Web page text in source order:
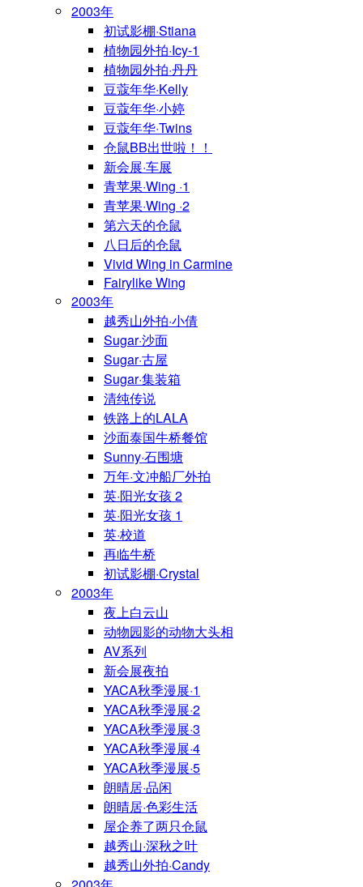
2003年
初试影棚·Stiana
植物园外拍·Icy-1
植物园外拍·丹丹
豆蔻年华·Kelly
豆蔻年华·小婷
豆蔻年华·Twins
仓鼠BB出世啦！！
新会展·车展
青苹果·Wing ·1
青苹果·Wing ·2
第六天的仓鼠
八日后的仓鼠
Vivid Wing in Carmine
Fairylike Wing
2003年
越秀山外拍·小倩
Sugar·沙面
Sugar·古屋
Sugar·集装箱
清纯传说
铁路上的LALA
沙面泰国牛桥餐馆
Sunny·石围塘
万年·文冲船厂外拍
英·阳光女孩 2
英·阳光女孩 1
英·校道
再临牛桥
初试影棚·Crystal
2003年
夜上白云山
动物园影的动物大头相
AV系列
新会展夜拍
YACA秋季漫展·1
YACA秋季漫展·2
YACA秋季漫展·3
YACA秋季漫展·4
YACA秋季漫展·5
朗晴居·品闲
朗晴居·色彩生活
屋企养了两只仓鼠
越秀山·深秋之叶
越秀山外拍·Candy